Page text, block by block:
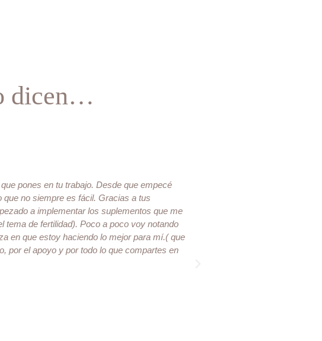
dicen…
pones en tu trabajo. Desde que empecé
no siempre es fácil. Gracias a tus
a implementar los suplementos que me
tema de fertilidad). Poco a poco voy notando
en que estoy haciendo lo mejor para mí.( que
por el apoyo y por todo lo que compartes en